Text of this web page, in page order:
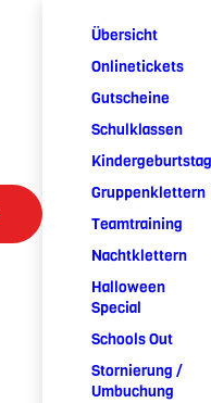
Übersicht
Onlinetickets
Gutscheine
Schulklassen
Kindergeburtstag
Gruppenklettern
Teamtraining
Nachtklettern
Halloween
Special
Schools Out
Stornierung /
Umbuchung